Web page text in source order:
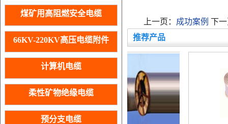
煤矿用高阻燃安全电缆
66KV-220KV高压电缆附件
计算机电缆
柔性矿物绝缘电缆
预分支电缆
上一页： 成功案例 下
推荐产品